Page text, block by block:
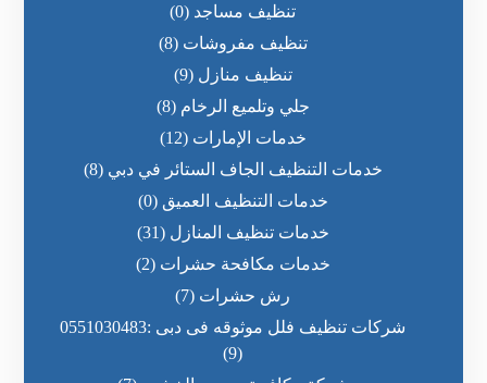
تنظيف مساجد (0)
تنظيف مفروشات (8)
تنظيف منازل (9)
جلي وتلميع الرخام (8)
خدمات الإمارات (12)
خدمات التنظيف الجاف الستائر في دبي (8)
خدمات التنظيف العميق (0)
خدمات تنظيف المنازل (31)
خدمات مكافحة حشرات (2)
رش حشرات (7)
شركات تنظيف فلل موثوقه فى دبى :0551030483
(9)